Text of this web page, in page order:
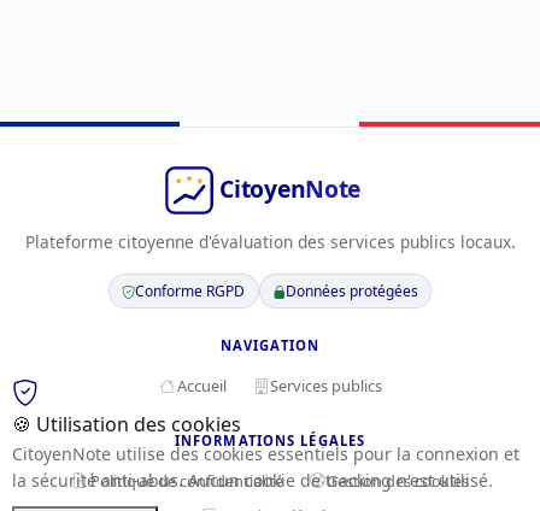
Plateforme citoyenne d'évaluation des services publics locaux.
Conforme RGPD Données protégées
NAVIGATION
Accueil Services publics
INFORMATIONS LÉGALES
Politique de confidentialité
Gestion des cookies
🍪 Utilisation des cookies
CitoyenNote utilise des cookies essentiels pour la connexion et
la sécurité anti-abus. Aucun cookie de tracking n'est utilisé.